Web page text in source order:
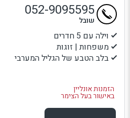
וילה עם 5 חדרים
משפחות | זוגות
בלב הטבע של הגליל המערבי
הזמנות אונליין
באישור בעל הצימר
052-9095595
שובל